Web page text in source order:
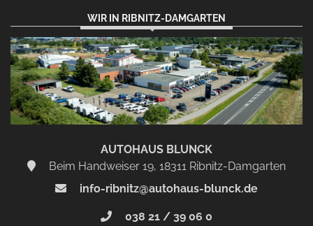
WIR IN RIBNITZ-DAMGARTEN
AUTOHAUS BLUNCK
Beim Handweiser 19, 18311 Ribnitz-Damgarten
info-ribnitz@autohaus-blunck.de
038 21 / 39 06 0